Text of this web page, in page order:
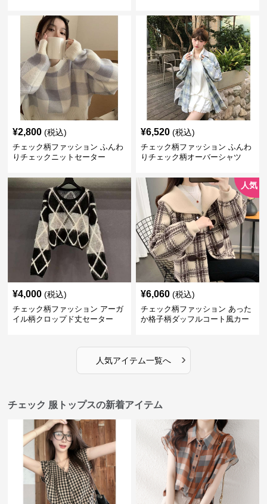
¥2,800 (税込)
チェック柄ファッション ふんわ
りチェックニットセーター
¥6,520 (税込)
チェック柄ファッション ふんわ
りチェック柄オーバーシャツ
¥4,000 (税込)
チェック柄ファッション アーガ
イル柄クロップド丈セーター
人気
¥6,060 (税込)
チェック柄ファッション あった
か格子柄ダッフルコート風カー
人気アイテム一覧へ ›
チェック 服トップスの新着アイテム